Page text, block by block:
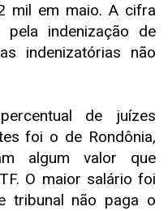
mil em maio. A cifra
pela indenização de
indenizatórias não
de juízes
foi o de Rondônia,
algum valor que
O maior salário foi
tribunal não paga o